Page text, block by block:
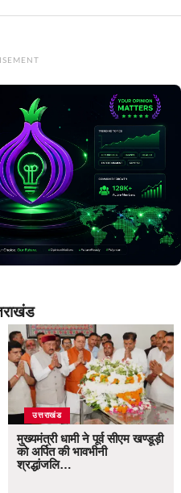
उत्तराखंड
मुख्यमंत्री धामी ने पूर्व सीएम खण्डूड़ी
को अर्पित की भावभीनी
श्रद्धांजलि…